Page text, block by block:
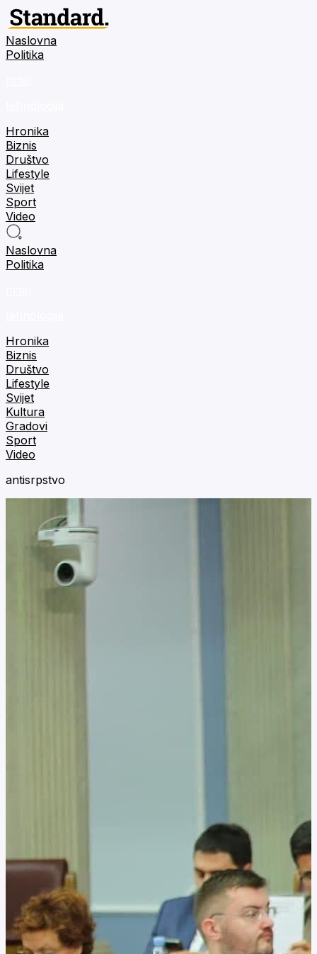
Naslovna
Politika
Hronika
Biznis
Društvo
Lifestyle
Svijet
Sport
Video
Naslovna
Politika
Hronika
Biznis
Društvo
Lifestyle
Svijet
Kultura
Gradovi
Sport
Video
antisrpstvo